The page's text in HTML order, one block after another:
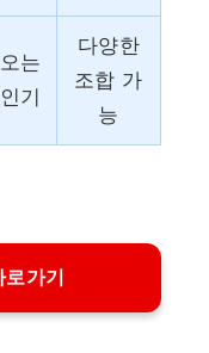
는
기
다양한
조합 가
능
가기